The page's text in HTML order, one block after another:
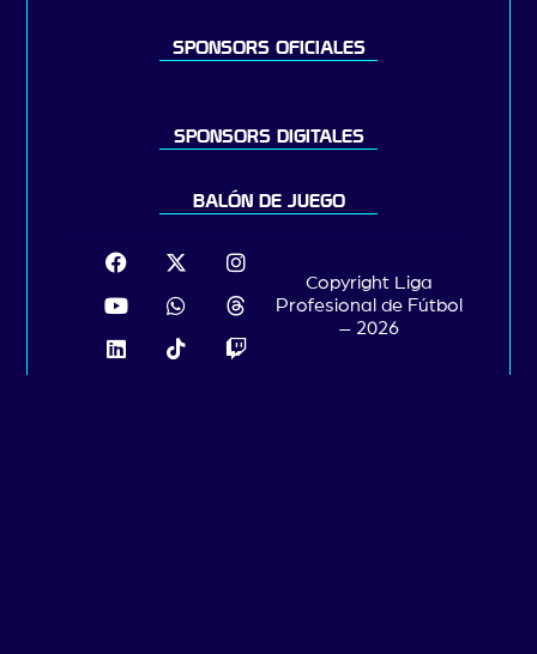
SPONSORS OFICIALES
SPONSORS DIGITALES
BALÓN DE JUEGO
Copyright Liga
Profesional de Fútbol
– 2026